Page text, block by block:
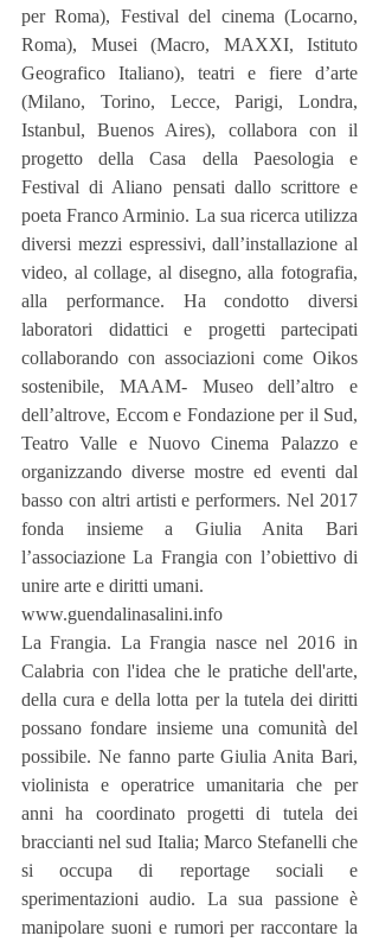
per Roma), Festival del cinema (Locarno,
Roma), Musei (Macro, MAXXI, Istituto
Geografico Italiano), teatri e fiere d’arte
(Milano, Torino, Lecce, Parigi, Londra,
Istanbul, Buenos Aires), collabora con il
progetto della Casa della Paesologia e
Festival di Aliano pensati dallo scrittore e
poeta Franco Arminio. La sua ricerca utilizza
diversi mezzi espressivi, dall’installazione al
video, al collage, al disegno, alla fotografia,
alla performance. Ha condotto diversi
laboratori didattici e progetti partecipati
collaborando con associazioni come Oikos
sostenibile, MAAM- Museo dell’altro e
dell’altrove, Eccom e Fondazione per il Sud,
Teatro Valle e Nuovo Cinema Palazzo e
organizzando diverse mostre ed eventi dal
basso con altri artisti e performers. Nel 2017
fonda insieme a Giulia Anita Bari
l’associazione La Frangia con l’obiettivo di
unire arte e diritti umani.
www.guendalinasalini.info
La Frangia. La Frangia nasce nel 2016 in
Calabria con l'idea che le pratiche dell'arte,
della cura e della lotta per la tutela dei diritti
possano fondare insieme una comunità del
possibile. Ne fanno parte Giulia Anita Bari,
violinista e operatrice umanitaria che per
anni ha coordinato progetti di tutela dei
braccianti nel sud Italia; Marco Stefanelli che
si occupa di reportage sociali e
sperimentazioni audio. La sua passione è
manipolare suoni e rumori per raccontare la